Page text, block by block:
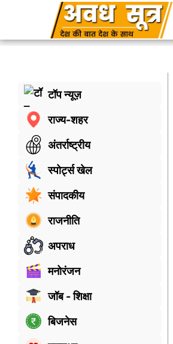
टॉप न्यूज़
राज्य-शहर
अंतर्राष्ट्रीय
स्पोर्ट्स खेल
संपादकीय
राजनीति
अपराध
मनोरंजन
जॉब - शिक्षा
बिजनेस